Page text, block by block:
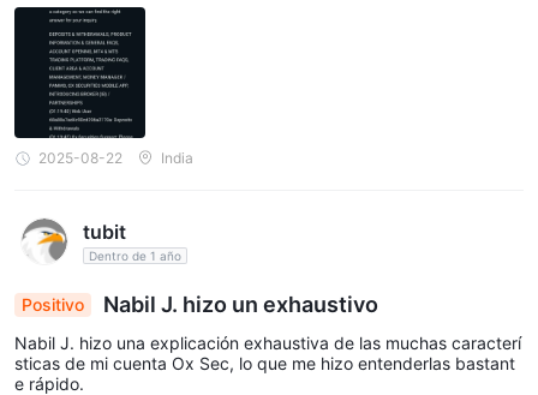
2025-08-22 India
tubit
Dentro de 1 año
Positivo Nabil J. hizo un exhaustivo
Nabil J. hizo una explicación exhaustiva de las muchas caracterí
sticas de mi cuenta Ox Sec, lo que me hizo entenderlas bastant
e rápido.